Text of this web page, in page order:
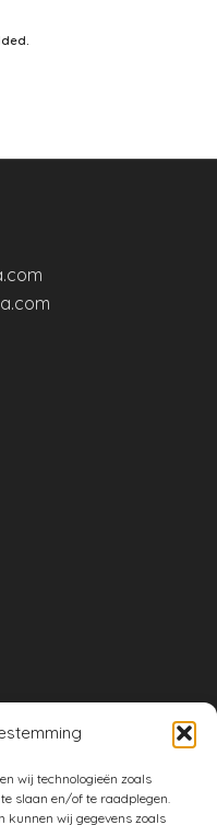
wij technologieën zoals
slaan en/of te raadplegen.
kunnen wij gegevens zoals